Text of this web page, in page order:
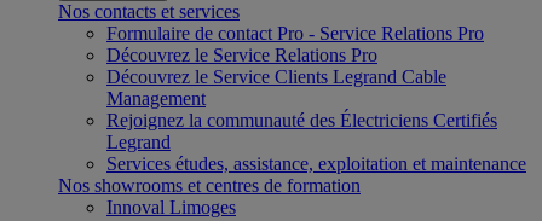
Nos contacts et services
Formulaire de contact Pro - Service Relations Pro
Découvrez le Service Relations Pro
Découvrez le Service Clients Legrand Cable
Management
Rejoignez la communauté des Électriciens Certifiés
Legrand
Services études, assistance, exploitation et maintenance
Nos showrooms et centres de formation
Innoval Limoges